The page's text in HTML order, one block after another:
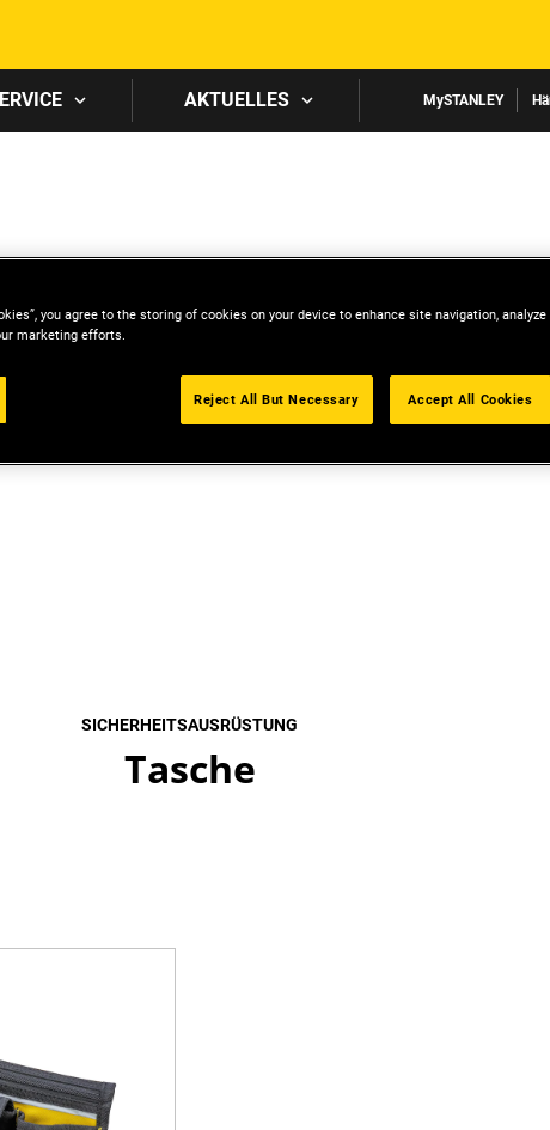
AKTUELLES MySTANLEY
SICHERHEITSAUSRÜSTUNG
Tasche
you agree to the storing of cookies on your device to enhance site navigation, analyze
marketing efforts.
Reject All But Necessary Accept All Cookies